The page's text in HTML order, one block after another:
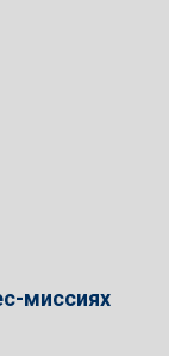
миссиях